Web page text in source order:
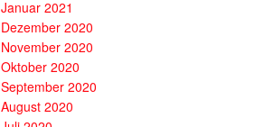
Januar 2021
Dezember 2020
November 2020
Oktober 2020
September 2020
August 2020